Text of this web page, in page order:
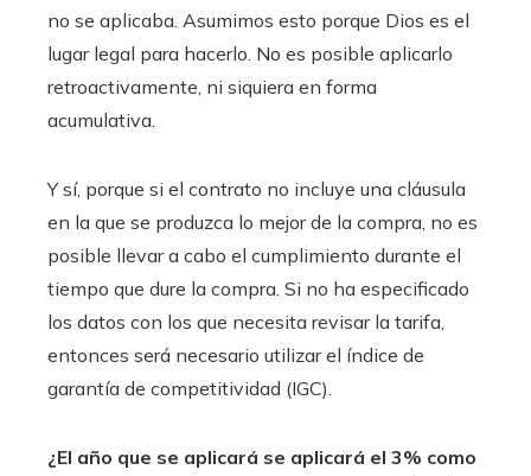
no se aplicaba. Asumimos esto porque Dios es el
lugar legal para hacerlo. No es posible aplicarlo
retroactivamente, ni siquiera en forma
acumulativa.
Y sí, porque si el contrato no incluye una cláusula
en la que se produzca lo mejor de la compra, no es
posible llevar a cabo el cumplimiento durante el
tiempo que dure la compra. Si no ha especificado
los datos con los que necesita revisar la tarifa,
entonces será necesario utilizar el índice de
garantía de competitividad (IGC).
¿El año que se aplicará se aplicará el 3% como